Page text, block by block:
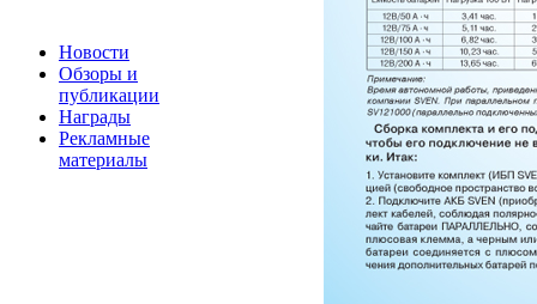
Новости
Обзоры и
публикации
Награды
Рекламные
материалы